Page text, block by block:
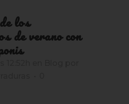
los
de verano con